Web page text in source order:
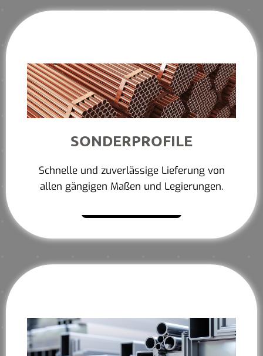
SONDERPROFILE
Schnelle und zuverlässige Lieferung von
allen gängigen Maßen und Legierungen.